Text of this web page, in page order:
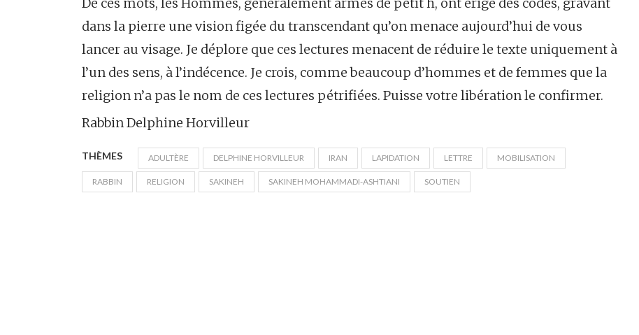
dans la pierre une vision figée du transcendant qu’on menace aujourd’hui de vous
lancer au visage. Je déplore que ces lectures menacent de réduire le texte uniquement à
l’un des sens, à l’indécence. Je crois, comme beaucoup d’hommes et de femmes que la
religion n’a pas le nom de ces lectures pétrifiées. Puisse votre libération le confirmer.
Rabbin Delphine Horvilleur
THÈMES ADULTÈRE DELPHINE HORVILLEUR IRAN LAPIDATION LETTRE MOBILISATION
RABBIN RELIGION SAKINEH SAKINEH MOHAMMADI-ASHTIANI SOUTIEN